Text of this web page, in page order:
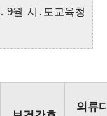
9월 시․도교육청
의류